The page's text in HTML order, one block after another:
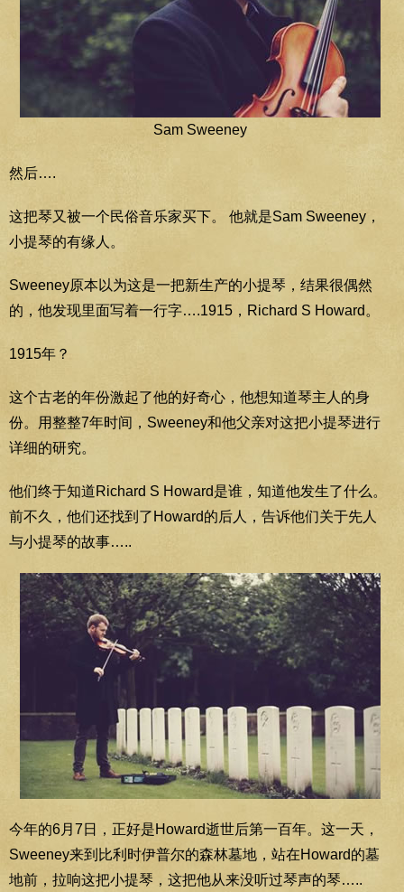
Sam Sweeney
然后….
这把琴又被一个民俗音乐家买下。 他就是Sam Sweeney，
小提琴的有缘人。
Sweeney原本以为这是一把新生产的小提琴，结果很偶然
的，他发现里面写着一行字….1915，Richard S Howard。
1915年？
这个古老的年份激起了他的好奇心，他想知道琴主人的身
份。用整整7年时间，Sweeney和他父亲对这把小提琴进行
详细的研究。
他们终于知道Richard S Howard是谁，知道他发生了什么。
前不久，他们还找到了Howard的后人，告诉他们关于先人
与小提琴的故事…..
今年的6月7日，正好是Howard逝世后第一百年。这一天，
Sweeney来到比利时伊普尔的森林墓地，站在Howard的墓
地前，拉响这把小提琴，这把他从来没听过琴声的琴…..